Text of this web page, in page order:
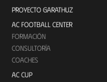
PROYECTO GARATHUZ
AC FOOTBALL CENTER
FORMACIÓN
CONSULTORÍA
COACHES
AC CUP